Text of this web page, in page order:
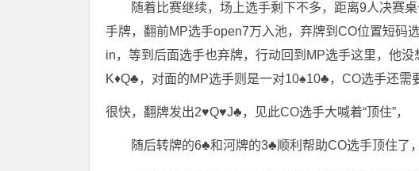
随着比赛继续，场上选手剩下不多，距离9人决赛
手牌，翻前MP选手open7万入池，弃牌到CO位置短码
in，等到后面选手也弃牌，行动回到MP选手这里，他
K♦️Q♣️，对面的MP选手则是一对10♠️10♣️，CO选手还需
很快，翻牌发出2♥️Q♥️J♣️，见此CO选手大喊着“顶住”，
随后转牌的6♣️和河牌的3♣️顺利帮助CO选手顶住了